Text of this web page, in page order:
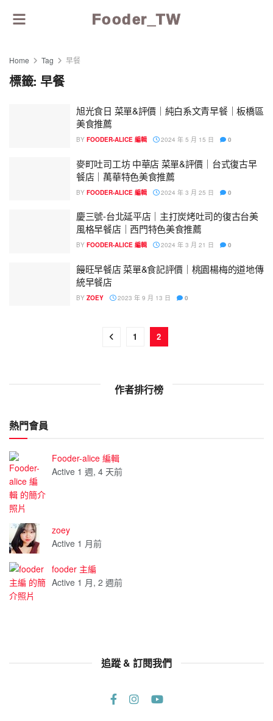
Fooder_TW
Home Tag 早餐
標籤: 早餐
旭光食日 菜單&評價｜純白系文青早餐｜板橋區
美食推薦
BY FOODER-ALICE 編輯 2024 年 5 月 15 日 0
麥町吐司工坊 中華店 菜單&評價｜台式復古早
餐店｜萬華特色美食推薦
BY FOODER-ALICE 編輯 2024 年 3 月 25 日 0
慶三號-台北延平店｜主打炭烤吐司的復古台美
風格早餐店｜西門特色美食推薦
BY FOODER-ALICE 編輯 2024 年 3 月 21 日 0
饅旺早餐店 菜單&食記評價｜桃園楊梅的道地傳
統早餐店
BY ZOEY 2023 年 9 月 13 日 0
1 2
作者排行榜
熱門會員
Fooder-alice 編輯
Active 1 週, 4 天前
zoey
Active 1 月前
fooder 主編
Active 1 月, 2 週前
追蹤 & 訂閱我們